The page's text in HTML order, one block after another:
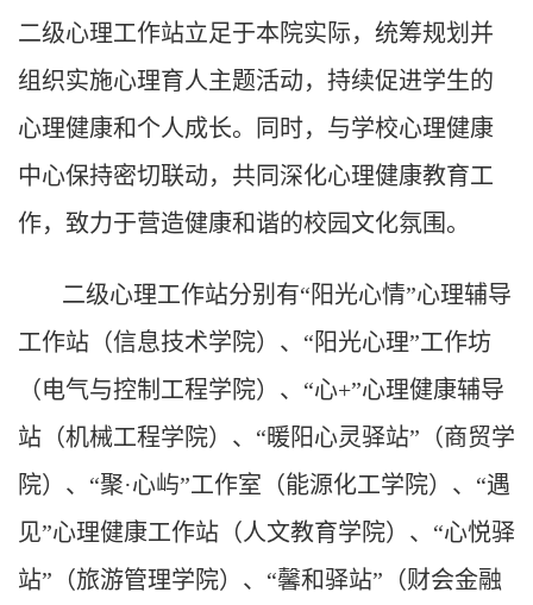
二级心理工作站立足于本院实际，统筹规划并
组织实施心理育人主题活动，持续促进学生的
心理健康和个人成长。同时，与学校心理健康
中心保持密切联动，共同深化心理健康教育工
作，致力于营造健康和谐的校园文化氛围。
二级心理工作站分别有“阳光心情”心理辅导
工作站（信息技术学院）、“阳光心理”工作坊
（电气与控制工程学院）、“心+”心理健康辅导
站（机械工程学院）、“暖阳心灵驿站”（商贸学
院）、“聚·心屿”工作室（能源化工学院）、“遇
见”心理健康工作站（人文教育学院）、“心悦驿
站”（旅游管理学院）、“馨和驿站”（财会金融